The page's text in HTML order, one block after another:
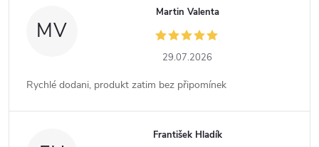
MV
Martin Valenta
29.07.2026
Rychlé dodani, produkt zatim bez připomínek
František Hladík